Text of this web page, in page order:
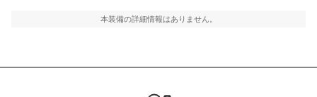
本装備の詳細情報はありません。